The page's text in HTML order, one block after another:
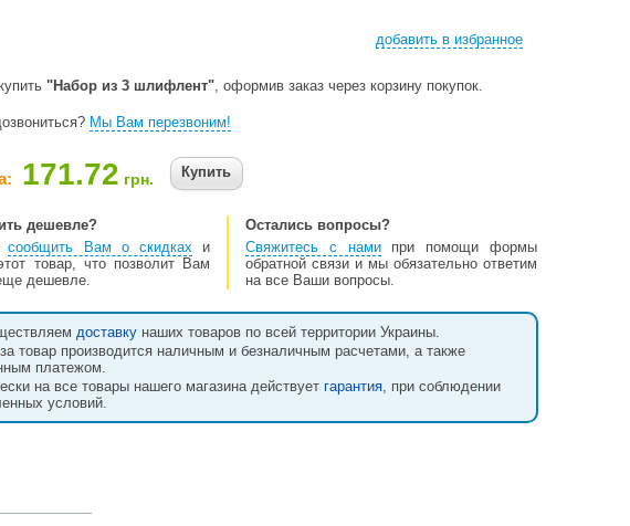
добавить в избранное
"Набор из 3 шлифлент", оформив заказ через корзину покупок.
Мы Вам перезвоним!
171.72 грн. Купить
дешевле?
сообщить Вам о скидкахи
товар, что позволит Вам
дешевле.
Остались вопросы?
Свяжитесь с намипри помощи формы
обратной связи и мы обязательно ответим
на все Ваши вопросы.
доставку наших товаров по всей территории Украины.
товар производится наличным и безналичным расчетами, а также
платежом.
на все товары нашего магазина действует гарантия, при соблюдении
условий.